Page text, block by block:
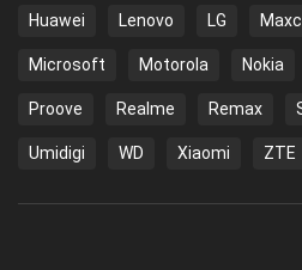
Huawei Lenovo LG
Microsoft Motorola Nokia
Proove Realme Remax
Umidigi WD Xiaomi ZTE